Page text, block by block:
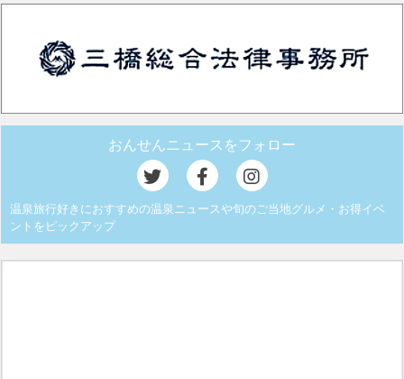
おんせんニュースをフォロー
温泉旅行好きにおすすめの温泉ニュースや旬のご当地グルメ・お得イベ
ントをピックアップ